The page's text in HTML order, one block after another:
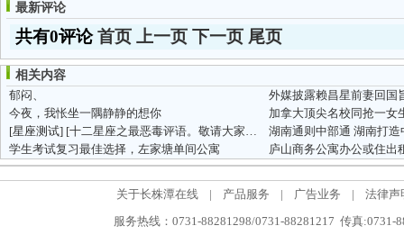
最新评论
共有0评论首页 上一页 下一页 尾页
相关内容
郁闷、
外媒披露赖昌星前妻回国
今夜，我怅坐一隅静静的想你
[星座测试] [十二星座之最恶毒评语。敬请大家对号入座——对号入...
湖南通则中部通 湖南打
学生考试复习最佳选择，左家塘单间公寓
庐山商务公寓办公或住出
关于长株潭在线 | 产品服务 | 广告业务 |
法律声
服务热线：0731-88281298/0731-88281217 传真:0731-